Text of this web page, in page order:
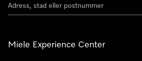
Miele Experience Center